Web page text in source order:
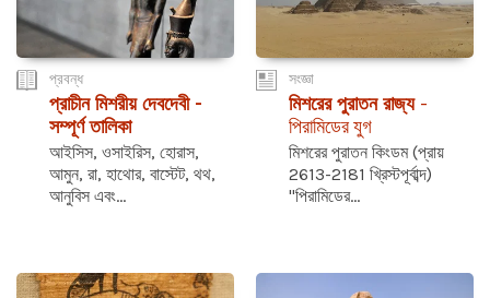
প্রবন্ধ
প্রাচীন মিশরীয় দেবদেবী -
সম্পূর্ণ তালিকা
আইসিস, ওসাইরিস, হোরাস,
আমুন, রা, হাথোর, বাস্টেট, থথ,
আনুবিস এবং...
সংজ্ঞা
মিশরের পুরাতন রাজ্য -
পিরামিডের যুগ
মিশরের পুরাতন কিংডম (প্রায়
2613-2181 খ্রিস্টপূর্বাব্দ)
"পিরামিডের...